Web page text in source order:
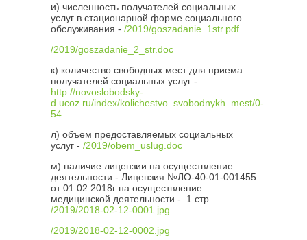
и) численность получателей социальных
услуг в стационарной форме социального
обслуживания - /2019/goszadanie_1str.pdf
/2019/goszadanie_2_str.doc
к) количество свободных мест для приема
получателей социальных услуг -
http://novoslobodsky-
d.ucoz.ru/index/kolichestvo_svobodnykh_mest/0-
54
л) объем предоставляемых социальных
услуг - /2019/obem_uslug.doc
м) наличие лицензии на осуществление
деятельности - Лицензия №ЛО-40-01-001455
от 01.02.2018г на осуществление
медицинской деятельности - 1 стр
/2019/2018-02-12-0001.jpg
/2019/2018-02-12-0002.jpg